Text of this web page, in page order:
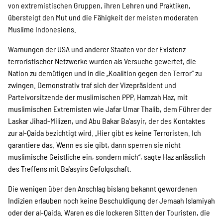
Suche
von extremistischen Gruppen, ihren Lehren und Praktiken,
übersteigt den Mut und die Fähigkeit der meisten moderaten
Muslime Indonesiens.
Warnungen der USA und anderer Staaten vor der Existenz
terroristischer Netzwerke wurden als Versuche gewertet, die
Nation zu demütigen und in die „Koalition gegen den Terror“ zu
zwingen. Demonstrativ traf sich der Vizepräsident und
Parteivorsitzende der muslimischen PPP, Hamzah Haz, mit
muslimischen Extremisten wie Jafar Umar Thalib, dem Führer der
Laskar Jihad-Milizen, und Abu Bakar Ba'asyir, der des Kontaktes
zur al-Qaida bezichtigt wird. „Hier gibt es keine Terroristen. Ich
garantiere das. Wenn es sie gibt, dann sperren sie nicht
muslimische Geistliche ein, sondern mich“, sagte Haz anlässlich
des Treffens mit Ba'asyirs Gefolgschaft.
Die wenigen über den Anschlag bislang bekannt gewordenen
Indizien erlauben noch keine Beschuldigung der Jemaah Islamiyah
oder der al-Qaida. Waren es die lockeren Sitten der Touristen, die